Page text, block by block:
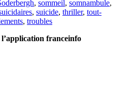
, sommeil, somnambule,
, suicide, thriller, tout-
, troubles
franceinfo